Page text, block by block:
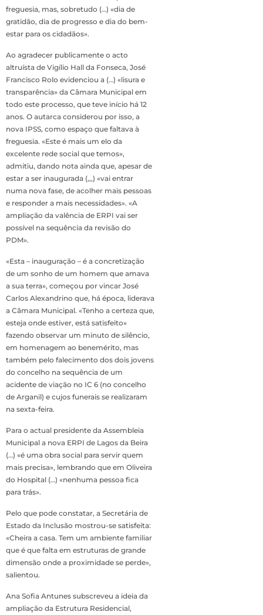
freguesia, mas, sobretudo (…) «dia de
gratidão, dia de progresso e dia do bem-
estar para os cidadãos».
Ao agradecer publicamente o acto
altruísta de Vigílio Hall da Fonseca, José
Francisco Rolo evidenciou a (…) «lisura e
transparência» da Câmara Municipal em
todo este processo, que teve início há 12
anos. O autarca considerou por isso, a
nova IPSS, como espaço que faltava à
freguesia. «Este é mais um elo da
excelente rede social que temos»,
admitiu, dando nota ainda que, apesar de
estar a ser inaugurada (,,,) «vai entrar
numa nova fase, de acolher mais pessoas
e responder a mais necessidades». «A
ampliação da valência de ERPI vai ser
possível na sequência da revisão do
PDM».
«Esta – inauguração – é a concretização
de um sonho de um homem que amava
a sua terra», começou por vincar José
Carlos Alexandrino que, há época, liderava
a Câmara Municipal. «Tenho a certeza que,
esteja onde estiver, está satisfeito»
fazendo observar um minuto de silêncio,
em homenagem ao benemérito, mas
também pelo falecimento dos dois jovens
do concelho na sequência de um
acidente de viação no IC 6 (no concelho
de Arganil) e cujos funerais se realizaram
na sexta-feira.
Para o actual presidente da Assembleia
Municipal a nova ERPI de Lagos da Beira
(…) «é uma obra social para servir quem
mais precisa», lembrando que em Oliveira
do Hospital (…) «nenhuma pessoa fica
para trás».
Pelo que pode constatar, a Secretária de
Estado da Inclusão mostrou-se satisfeita:
«Cheira a casa. Tem um ambiente familiar
que é que falta em estruturas de grande
dimensão onde a proximidade se perde»,
salientou.
Ana Sofia Antunes subscreveu a ideia da
ampliação da Estrutura Residencial,